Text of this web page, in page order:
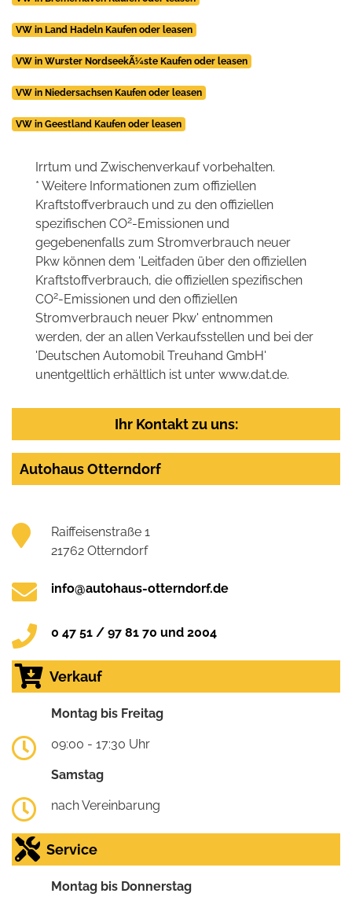
VW in Land Hadeln Kaufen oder leasen
VW in Wurster NordseekÃ¼ste Kaufen oder leasen
VW in Niedersachsen Kaufen oder leasen
VW in Geestland Kaufen oder leasen
Irrtum und Zwischenverkauf vorbehalten.
* Weitere Informationen zum offiziellen
Kraftstoffverbrauch und zu den offiziellen
spezifischen CO2-Emissionen und
gegebenenfalls zum Stromverbrauch neuer
Pkw können dem 'Leitfaden über den offiziellen
Kraftstoffverbrauch, die offiziellen spezifischen
CO2-Emissionen und den offiziellen
Stromverbrauch neuer Pkw' entnommen
werden, der an allen Verkaufsstellen und bei der
'Deutschen Automobil Treuhand GmbH'
unentgeltlich erhältlich ist unter www.dat.de.
Ihr Kontakt zu uns:
Autohaus Otterndorf
Raiffeisenstraße 1
21762 Otterndorf
info@autohaus-otterndorf.de
0 47 51 / 97 81 70 und 2004
Verkauf
Montag bis Freitag
09:00 - 17:30 Uhr
Samstag
nach Vereinbarung
Service
Montag bis Donnerstag